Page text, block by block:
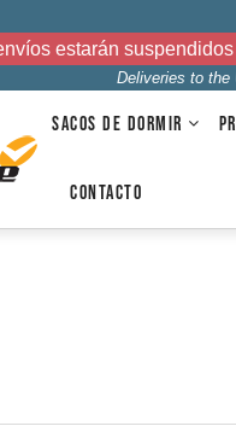
estarán
Deliveries to the
SACOS DE DORMIR
CONTACTO